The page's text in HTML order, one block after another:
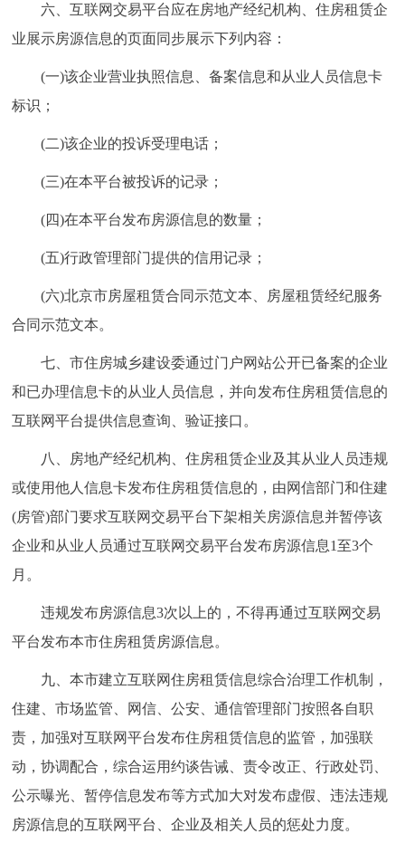
六、互联网交易平台应在房地产经纪机构、住房租赁企
业展示房源信息的页面同步展示下列内容：
(一)该企业营业执照信息、备案信息和从业人员信息卡
标识；
(二)该企业的投诉受理电话；
(三)在本平台被投诉的记录；
(四)在本平台发布房源信息的数量；
(五)行政管理部门提供的信用记录；
(六)北京市房屋租赁合同示范文本、房屋租赁经纪服务
合同示范文本。
七、市住房城乡建设委通过门户网站公开已备案的企业
和已办理信息卡的从业人员信息，并向发布住房租赁信息的
互联网平台提供信息查询、验证接口。
八、房地产经纪机构、住房租赁企业及其从业人员违规
或使用他人信息卡发布住房租赁信息的，由网信部门和住建
(房管)部门要求互联网交易平台下架相关房源信息并暂停该
企业和从业人员通过互联网交易平台发布房源信息1至3个
月。
违规发布房源信息3次以上的，不得再通过互联网交易
平台发布本市住房租赁房源信息。
九、本市建立互联网住房租赁信息综合治理工作机制，
住建、市场监管、网信、公安、通信管理部门按照各自职
责，加强对互联网平台发布住房租赁信息的监管，加强联
动，协调配合，综合运用约谈告诫、责令改正、行政处罚、
公示曝光、暂停信息发布等方式加大对发布虚假、违法违规
房源信息的互联网平台、企业及相关人员的惩处力度。